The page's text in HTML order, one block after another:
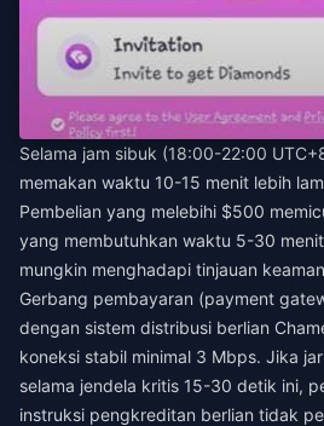
Selama jam sibuk (18:00-22:00
memakan waktu 10-15 menit lebih
Pembelian yang melebihi $500
yang membutuhkan waktu 5-30
mungkin menghadapi tinjauan
Gerbang pembayaran (payment
dengan sistem distribusi berlian
koneksi stabil minimal 3 Mbps. Jika
selama jendela kritis 15-30 detik ini,
instruksi pengkreditan berlian tidak